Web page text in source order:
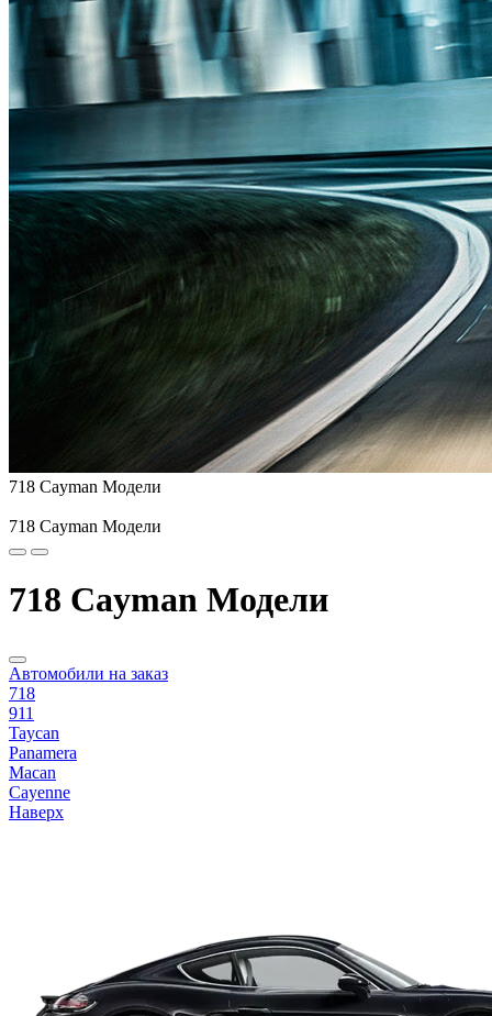
718 Cayman Модели
718 Cayman Модели
718 Cayman Модели
Автомобили на заказ
718
911
Taycan
Panamera
Macan
Cayenne
Наверх